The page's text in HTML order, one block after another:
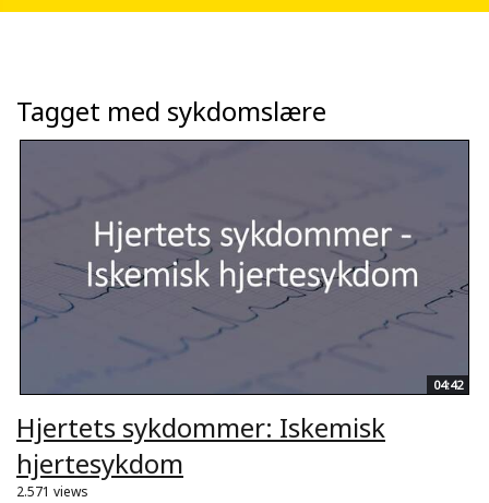
Tagget med sykdomslære
04:42
Hjertets sykdommer: Iskemisk
hjertesykdom
2.571 views